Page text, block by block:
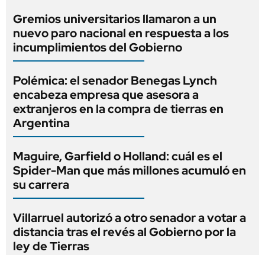
Gremios universitarios llamaron a un
nuevo paro nacional en respuesta a los
incumplimientos del Gobierno
Polémica: el senador Benegas Lynch
encabeza empresa que asesora a
extranjeros en la compra de tierras en
Argentina
Maguire, Garfield o Holland: cuál es el
Spider-Man que más millones acumuló en
su carrera
Villarruel autorizó a otro senador a votar a
distancia tras el revés al Gobierno por la
ley de Tierras